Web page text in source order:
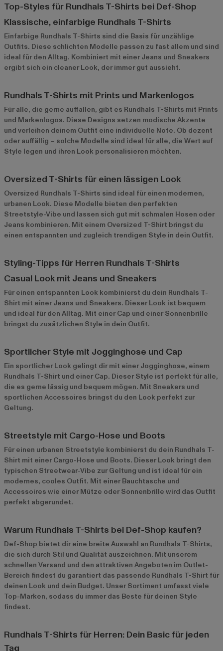
Top-Styles für Rundhals T-Shirts bei Def-Shop
Klassische, einfarbige Rundhals T-Shirts
Einfarbige Rundhals T-Shirts sind die Basis für unzählige
Outfits. Diese schlichten Modelle passen zu fast allem und sind
ideal für den Alltag. Kombiniert mit einer Jeans und Sneakers
ergibt sich ein cleaner Look, der immer gut aussieht.
Rundhals T-Shirts mit Prints und Markenlogos
Für alle, die gerne auffallen, gibt es Rundhals T-Shirts mit Prints
und Markenlogos. Diese Designs setzen modische Akzente
und verleihen deinem Outfit eine individuelle Note. Ob dezent
oder auffällig – solche Modelle sind ideal für alle, die Wert auf
Style legen und ihren Look personalisieren möchten.
Oversized T-Shirts für einen lässigen Look
Oversized Rundhals T-Shirts sind ideal für einen modernen,
urbanen Look. Diese Modelle bieten den perfekten
Streetstyle-Vibe und lassen sich gut mit schmalen Hosen oder
Jeans kombinieren. Mit einem Oversized T-Shirt bringst du
einen entspannten und zugleich trendigen Style in dein Outfit.
Styling-Tipps für Herren Rundhals T-Shirts
Casual Look mit Jeans und Sneakers
Für einen entspannten Look kombinierst du dein Rundhals T-
Shirt mit einer Jeans und Sneakers. Dieser Look ist bequem
und ideal für den Alltag. Mit einer Cap und einer Sonnenbrille
bringst du zusätzlichen Style in dein Outfit.
Sportlicher Style mit Jogginghose und Cap
Ein sportlicher Look gelingt dir mit einer Jogginghose, einem
Rundhals T-Shirt und einer Cap. Dieser Style ist perfekt für alle,
die es gerne lässig und bequem mögen. Mit Sneakers und
sportlichen Accessoires bringst du den Look perfekt zur
Geltung.
Streetstyle mit Cargo-Hose und Boots
Für einen urbanen Streetstyle kombinierst du dein Rundhals T-
Shirt mit einer Cargo-Hose und Boots. Dieser Look bringt den
typischen Streetwear-Vibe zur Geltung und ist ideal für ein
modernes, cooles Outfit. Mit einer Bauchtasche und
Accessoires wie einer Mütze oder Sonnenbrille wird das Outfit
perfekt abgerundet.
Warum Rundhals T-Shirts bei Def-Shop kaufen?
Def-Shop bietet dir eine breite Auswahl an Rundhals T-Shirts,
die sich durch Stil und Qualität auszeichnen. Mit unserem
schnellen Versand und den attraktiven Angeboten im Outlet-
Bereich findest du garantiert das passende Rundhals T-Shirt für
deinen Look und dein Budget. Unser Sortiment umfasst viele
Top-Marken, sodass du immer das Beste für deinen Style
findest.
Rundhals T-Shirts für Herren: Dein Basic für jeden
Tag